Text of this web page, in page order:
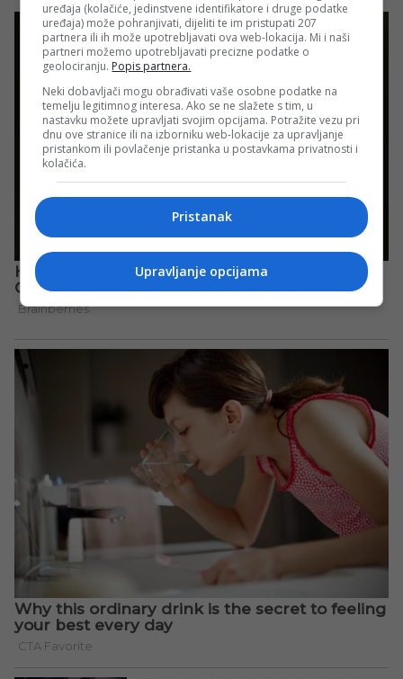
uređaja (kolačiće, jedinstvene identifikatore i druge podatke
uređaja) može pohranjivati, dijeliti te im pristupati 207
partnera ili ih može upotrebljavati ova web-lokacija. Mi i naši
partneri možemo upotrebljavati precizne podatke o
geolociranju. Popis partnera.
Neki dobavljači mogu obrađivati vaše osobne podatke na
temelju legitimnog interesa. Ako se ne slažete s tim, u
nastavku možete upravljati svojim opcijama. Potražite vezu pri
dnu ove stranice ili na izborniku web-lokacije za upravljanje
pristankom ili povlačenje pristanka u postavkama privatnosti i
kolačića.
Pristanak
Upravljanje opcijama